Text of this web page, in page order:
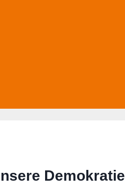
Demokratie